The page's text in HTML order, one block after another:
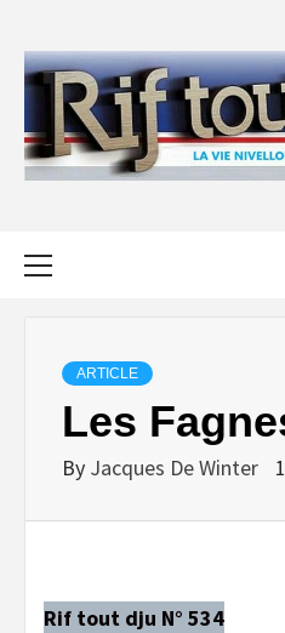
content
ARTICLE
Les
By Jacques De Winter
Rif tout dju N° 534